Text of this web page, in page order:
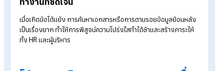
1. ความผิดพลาดด้านตัวเลข (Human Error) ที่เ
ขึ้นง่ายกว่าที่คิด
การคำนวณยอดสะสม การปรับอัตราส่วนสมทบ หรือการบันทึกข้อ
อดเงินของพนักงาน